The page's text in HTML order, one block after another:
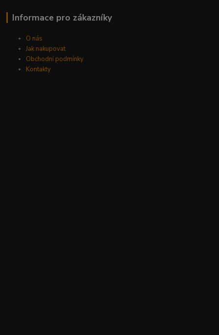
Informace pro zákazníky
O nás
Jak nakupovat
Obchodní podmínky
Kontakty